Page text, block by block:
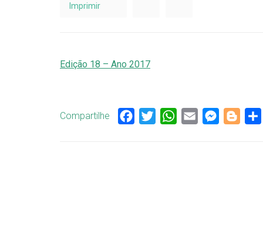
Imprimir
Edição 18 – Ano 2017
Compartilhe Facebook
TwitterWhatsApp
Email